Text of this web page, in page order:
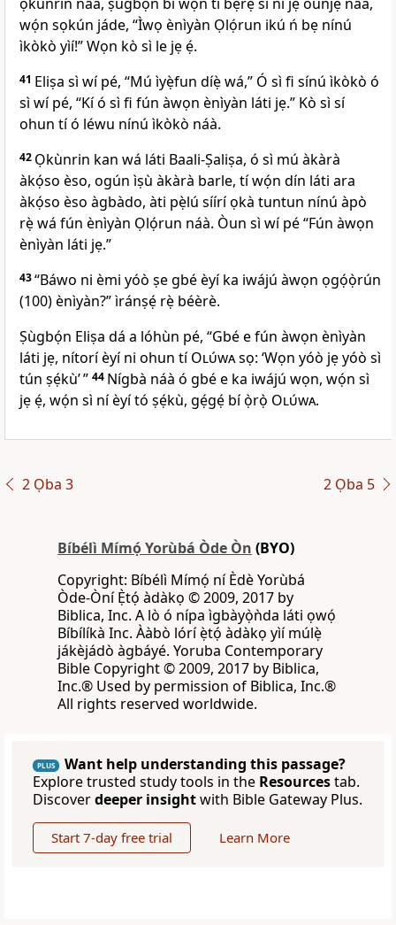
wọ́n sọkún jáde, “Ìwọ ènìyàn Ọlọ́run ikú ń bẹ nínú
ìkòkò yìí!” Wọn kò sì le jẹ ẹ́.
41 Eliṣa sì wí pé, “Mú ìyẹ̀fun díẹ̀ wá,” Ó sì fi sínú ìkòkò ó
sì wí pé, “Kí ó sì fi fún àwọn ènìyàn láti jẹ.” Kò sì sí
ohun tí ó léwu nínú ìkòkò náà.
42 Ọkùnrin kan wá láti Baali-Ṣaliṣa, ó sì mú àkàrà
àkọ́so èso, ogún ìṣù àkàrà barle, tí wọ́n dín láti ara
àkọ́so èso àgbàdo, àti pẹ̀lú síírí ọkà tuntun nínú àpò
rẹ̀ wá fún ènìyàn Ọlọ́run náà. Òun sì wí pé “Fún àwọn
ènìyàn láti jẹ.”
43“Báwo ni èmi yóò ṣe gbé èyí ka iwájú àwọn ọgọ́ọ̀rún
(100) ènìyàn?” ìránṣẹ́ rẹ̀ béèrè.
Ṣùgbọ́n Eliṣa dá a lóhùn pé, “Gbé e fún àwọn ènìyàn
láti jẹ, nítorí èyí ni ohun tíOlúwasọ: ‘Wọn yóò jẹ yóò sì
tún ṣẹ́kù’ ” 44 Nígbà náà ó gbé e ka iwájú wọn, wọ́n sì
jẹ ẹ́, wọ́n sì ní èyí tó ṣẹ́kù, gẹ́gẹ́ bí ọ̀rọ̀ Olúwa.
2 Ọba 3 2 Ọba 5
Bíbélì Mímọ́ Yorùbá Òde Òn (BYO)
Copyright: Bíbélì Mímọ́ ní Èdè Yorùbá
Òde-Òní Ẹ̀tọ́ àdàkọ © 2009, 2017 by
Biblica, Inc. A lò ó nípa ìgbàyọ̀ǹda láti ọwọ́
Bíbílíkà Inc. Ààbò lórí ẹ̀tọ́ àdàkọ yìí múlẹ̀
jákèjádò àgbáyé. Yoruba Contemporary
Bible Copyright © 2009, 2017 by Biblica,
Inc.® Used by permission of Biblica, Inc.®
All rights reserved worldwide.
PLUS
Want help understanding this passage?
Explore trusted study tools in the Resourcestab.
Discoverdeeper insightwith Bible Gateway Plus.
Start 7-day free trial Learn More